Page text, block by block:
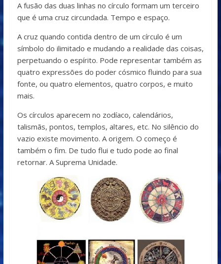
A fusão das duas linhas no círculo formam um terceiro
que é uma cruz circundada. Tempo e espaço.
A cruz quando contida dentro de um círculo é um
símbolo do ilimitado e mudando a realidade das coisas,
perpetuando o espírito. Pode representar também as
quatro expressões do poder cósmico fluindo para sua
fonte, ou quatro elementos, quatro corpos, e muito
mais.
Os círculos aparecem no zodíaco, calendários,
talismãs, pontos, templos, altares, etc. No silêncio do
vazio existe movimento. A origem. O começo é
também o fim. De tudo flui e tudo pode ao final
retornar. A Suprema Unidade.